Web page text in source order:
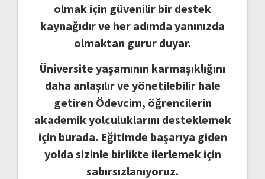
olmak için güvenilir bir destek
kaynağıdır ve her adımda yanınızda
olmaktan gurur duyar.
Üniversite yaşamının karmaşıklığını
daha anlaşılır ve yönetilebilir hale
getiren Ödevcim, öğrencilerin
akademik yolculuklarını desteklemek
için burada. Eğitimde başarıya giden
yolda sizinle birlikte ilerlemek için
sabırsızlanıyoruz.